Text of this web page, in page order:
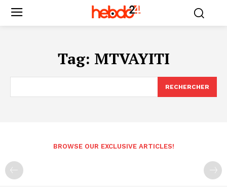
Tag: MTVAYITI
RECHERCHER
BROWSE OUR EXCLUSIVE ARTICLES!